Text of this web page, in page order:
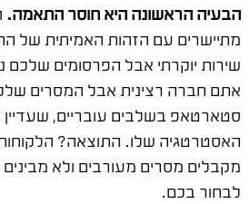
הבעיה הראשונה היא חוסר התאמה.
מתיישרים עם הזהות האמיתית של
שירות יוקרתי אבל הפרסומים שלכם
אתם חברה רצינית אבל המסרים
סטארטאפ בשלבים עובריים, שעדיין
האסטרטגיה שלו. התוצאה?
מקבלים מסרים מעורבים ולא
לבחור בכם.